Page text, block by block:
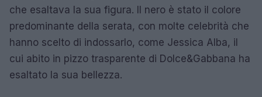
che esaltava la sua figura. Il nero è stato il colore
predominante della serata, con molte celebrità che
hanno scelto di indossarlo, come Jessica Alba, il
cui abito in pizzo trasparente di Dolce&Gabbana ha
esaltato la sua bellezza.